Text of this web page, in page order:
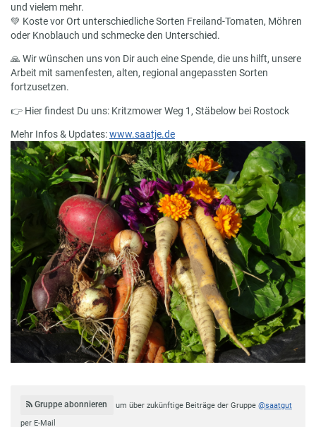
und vielem mehr.
💚 Koste vor Ort unterschiedliche Sorten Freiland-Tomaten, Möhren
oder Knoblauch und schmecke den Unterschied.
🙏 Wir wünschen uns von Dir auch eine Spende, die uns hilft, unsere
Arbeit mit samenfesten, alten, regional angepassten Sorten
fortzusetzen.
👉 Hier findest Du uns: Kritzmower Weg 1, Stäbelow bei Rostock
Mehr Infos & Updates:www.saatje.de
Gruppe abonnieren um über zukünftige Beiträge der Gruppe @saatgut
per E-Mail